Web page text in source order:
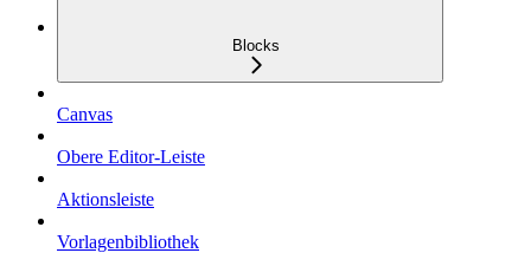
Blocks
Canvas
Obere Editor-Leiste
Aktionsleiste
Vorlagenbibliothek